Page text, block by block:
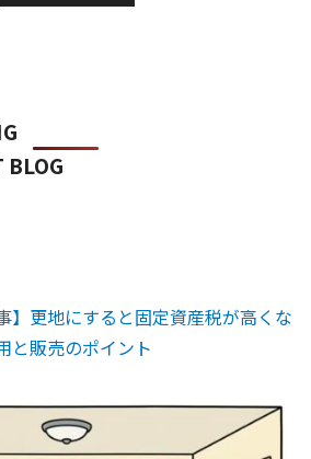
BLOG
】更地にすると固定資産税が高くな
と販売のポイント